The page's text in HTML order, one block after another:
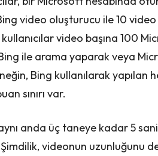
video oluşturucu ile 10
video başına 100
ile arama yaparak veya
Bing kullanılarak yapılan
sınırı var.
anda üç taneye kadar 5
videonun uzunluğunu